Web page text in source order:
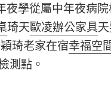
學從屬中年夜病
琦天歐凌辦公家具
琦老家在宿幸福空
測點。